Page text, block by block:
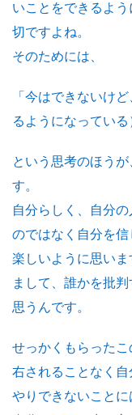
いことをできるよ
切ですよね。
そのためには、
「今はできないけ
るようになっている
という思考のほう
す。
自分らしく、自分
のではなく自分を
楽しいように思いま
まして、誰かを批
思うんです。
せっかくもらった
右されることなく
やりできないことに